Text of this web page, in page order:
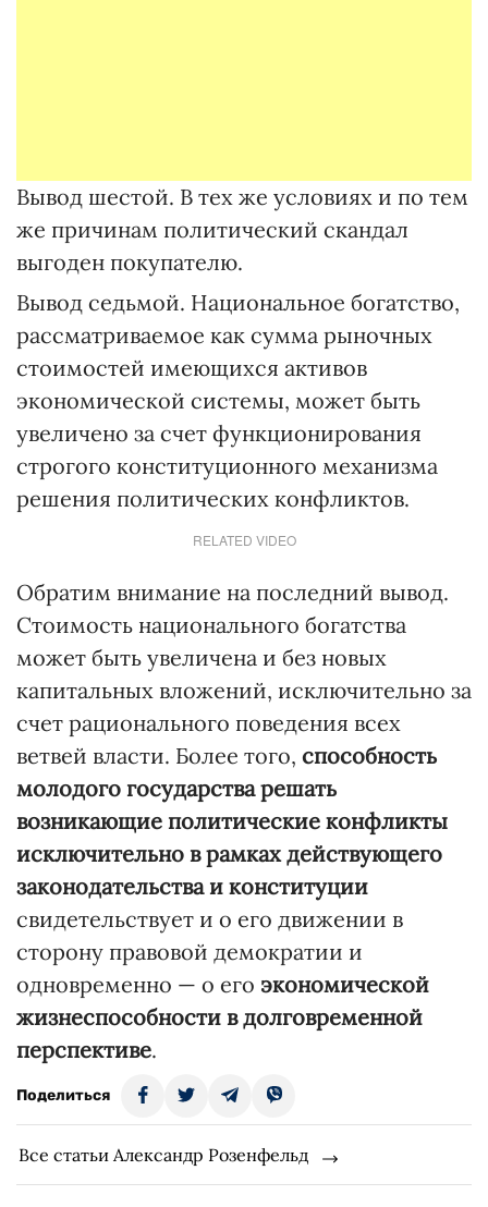
Вывод шестой. В тех же условиях и по тем
же причинам политический скандал
выгоден покупателю.
Вывод седьмой. Национальное богатство,
рассматриваемое как сумма рыночных
стоимостей имеющихся активов
экономической системы, может быть
увеличено за счет функционирования
строгого конституционного механизма
решения политических конфликтов.
RELATED VIDEO
Обратим внимание на последний вывод.
Стоимость национального богатства
может быть увеличена и без новых
капитальных вложений, исключительно за
счет рационального поведения всех
ветвей власти. Более того, способность
молодого государства решать
возникающие политические конфликты
исключительно в рамках действующего
законодательства и конституции
свидетельствует и о его движении в
сторону правовой демократии и
одновременно — о его экономической
жизнеспособности в долговременной
перспективе.
Поделиться
Все статьи Александр Розенфельд